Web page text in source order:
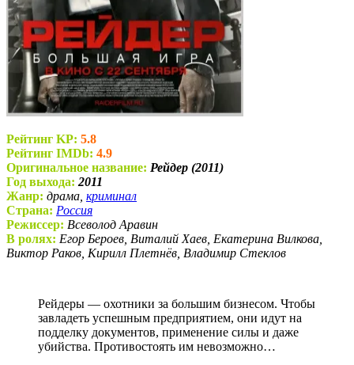
Рейтинг KP: 5.8
Рейтинг IMDb: 4.9
Оригинальное название: Рейдер (2011)
Год выхода: 2011
Жанр: драма, криминал
Страна: Россия
Режиссер: Всеволод Аравин
В ролях: Егор Бероев, Виталий Хаев, Екатерина Вилкова,
Виктор Раков, Кирилл Плетнёв, Владимир Стеклов
Рейдеры — охотники за большим бизнесом. Чтобы
завладеть успешным предприятием, они идут на
подделку документов, применение силы и даже
убийства. Противостоять им невозможно…